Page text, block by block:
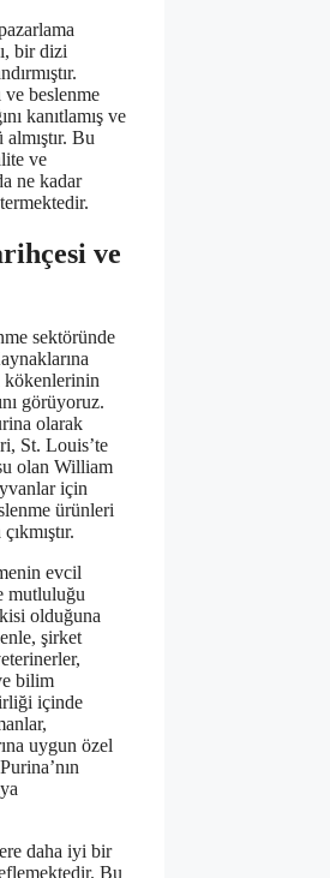
bir dizi
ve beslenme
kanıtlamış ve
Bu
ve
ne kadar
ve
sektöründe
kökenlerinin
görüyoruz.
olarak
St. Louis’te
olan William
için
ürünleri
evcil
mutluluğu
olduğuna
şirket
bilim
içinde
uygun özel
daha iyi bir
Bu